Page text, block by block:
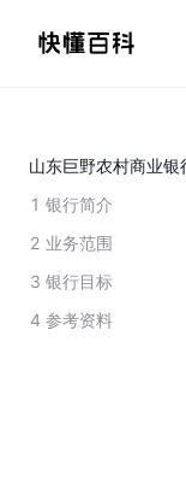
1 银行简介
2 业务范围
3 银行目标
4 参考资料